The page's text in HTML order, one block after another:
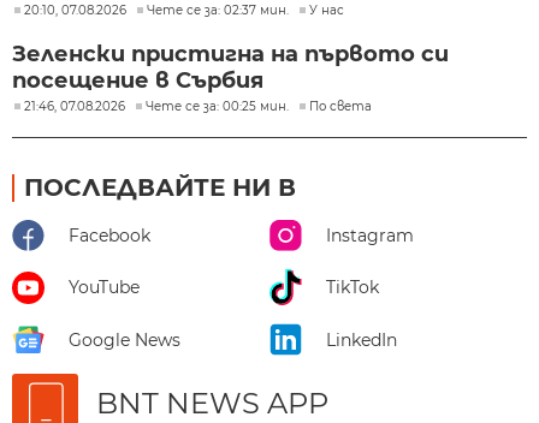
20:10, 07.08.2026 Чете се за: 02:37 мин. У нас
Зеленски пристигна на първото си
посещение в Сърбия
21:46, 07.08.2026 Чете се за: 00:25 мин. По света
ПОСЛЕДВАЙТЕ НИ В
Facebook Instagram
YouTube TikTok
Google News LinkedIn
BNT NEWS APP